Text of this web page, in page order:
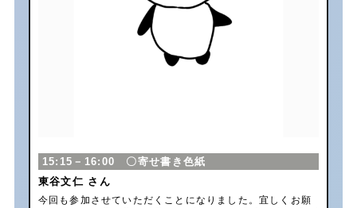
15:15－16:00 〇寄せ書き色紙
東谷文仁 さん
今回も参加させていただくことになりました。宜しくお願